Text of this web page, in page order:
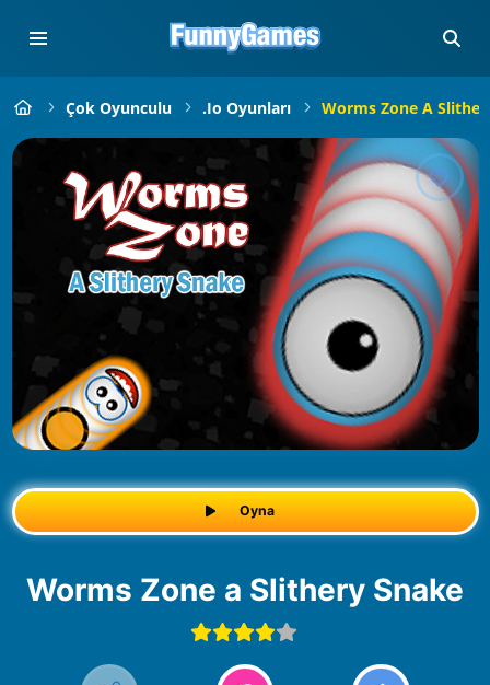
Çok Oyunculu .io Oyunları Worms Zone A
Oyna
Worms Zone a Slithery Snake